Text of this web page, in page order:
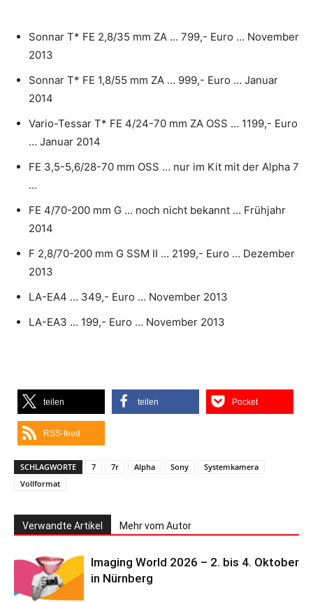
Sonnar T* FE 2,8/35 mm ZA … 799,- Euro … November
2013
Sonnar T* FE 1,8/55 mm ZA … 999,- Euro … Januar
2014
Vario-Tessar T* FE 4/24-70 mm ZA OSS … 1199,- Euro
… Januar 2014
FE 3,5-5,6/28-70 mm OSS … nur im Kit mit der Alpha 7
…
FE 4/70-200 mm G … noch nicht bekannt … Frühjahr
2014
F 2,8/70-200 mm G SSM II … 2199,- Euro … Dezember
2013
LA-EA4 … 349,- Euro … November 2013
LA-EA3 … 199,- Euro … November 2013
teilen teilen Pocket
RSS-feed
SCHLAGWORTE 7 7r Alpha Sony
Systemkamera
Vollformat
Verwandte Artikel Mehr vom Autor
Imaging World 2026 – 2. bis 4. Oktober
in Nürnberg